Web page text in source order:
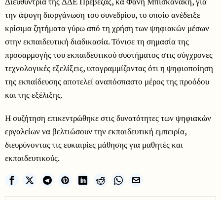
την άψογη διοργάνωση του συνεδρίου, το οποίο ανέδειξε
κρίσιμα ζητήματα γύρω από τη χρήση των ψηφιακών μέσων
στην εκπαιδευτική διαδικασία. Τόνισε τη σημασία της
προσαρμογής του εκπαιδευτικού συστήματος στις σύγχρονες
τεχνολογικές εξελίξεις, υπογραμμίζοντας ότι η ψηφιοποίηση
της εκπαίδευσης αποτελεί αναπόσπαστο μέρος της προόδου
και της εξέλιξης.
Η συζήτηση επικεντρώθηκε στις δυνατότητες των ψηφιακών
εργαλείων να βελτιώσουν την εκπαιδευτική εμπειρία,
διευρύνοντας τις ευκαιρίες μάθησης για μαθητές και
εκπαιδευτικούς.